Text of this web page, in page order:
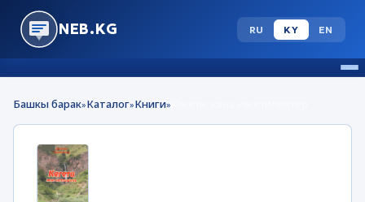
NEB.KG RU KY EN
Башкы барак»Каталог»Книги»